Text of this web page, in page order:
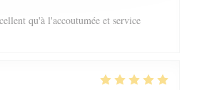
qu'à l'accoutumée et service